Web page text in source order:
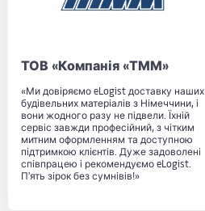
ТОВ «Компанія «ТММ»
«Ми довіряємо eLogist доставку наших
будівельних матеріалів з Німеччини, і
вони жодного разу не підвели. Їхній
сервіс завжди професійний, з чітким
митним оформленням та доступною
підтримкою клієнтів. Дуже задоволені
співпрацею і рекомендуємо eLogist.
П'ять зірок без сумнівів!»